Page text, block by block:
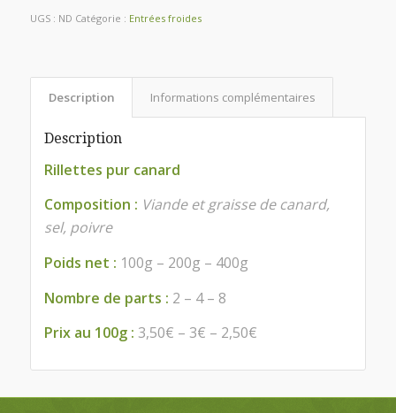
UGS : ND Catégorie : Entrées froides
Description Informations complémentaires
Description
Rillettes pur canard
Composition : Viande et graisse de canard,
sel, poivre
Poids net : 100g – 200g – 400g
Nombre de parts : 2 – 4 – 8
Prix au 100g : 3,50€ – 3€ – 2,50€